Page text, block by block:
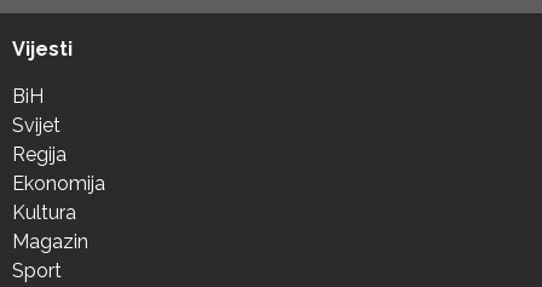
Vijesti
BiH
Svijet
Regija
Ekonomija
Kultura
Magazin
Sport